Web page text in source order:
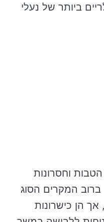
ביותר של נעלי
וחסרונות
המקרים הסוג
הן כישרונות